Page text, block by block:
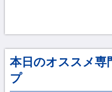
本日のオススメ専
プ